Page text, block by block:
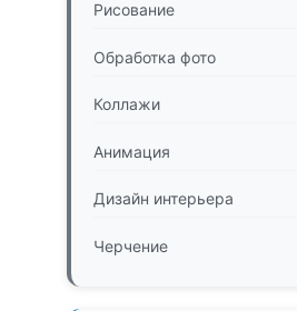
Рисование
Обработка фото
Коллажи
Анимация
Дизайн интерьера
Черчение